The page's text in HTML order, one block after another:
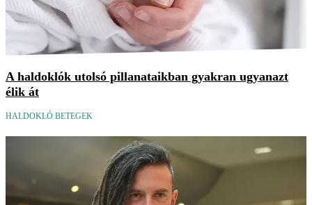
A haldoklók utolsó pillanataikban gyakran ugyanazt
élik át
HALDOKLÓ BETEGEK